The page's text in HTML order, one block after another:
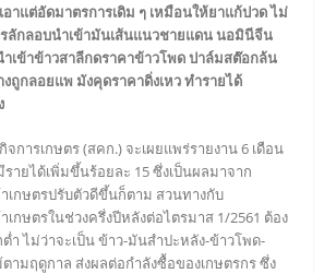
อาแต่อัดมาตรการเดิม ๆ เหมือนให้ยาแก้ปวด ไม่
ลักลอบนำเข้ามันเส้นแนวชายแดน นอมินีจีน
ำเข้าข้าวสาลีกดราคาข้าวโพด ปาล์มสต๊อกล้น
ถูกลอยแพ มังคุดราคาดิ่งเหว ทำรายได้
การเกษตร (สคก.) จะเผยแพร่รายงาน 6 เดือน
ายได้เพิ่มขึ้นร้อยละ 15 ซึ่งเป็นผลมาจาก
กษตรปรับตัวดีขึ้นก็ตาม สวนทางกับ
กษตรในช่วงครึ่งปีหลังต่อไตรมาส 1/2561 ต้อง
ำ ไม่ว่าจะเป็น ข้าว-มันสำปะหลัง-ข้าวโพด-
ามฤดูกาล ส่งผลต่อกำลังซื้อของเกษตรกร ซึ่ง